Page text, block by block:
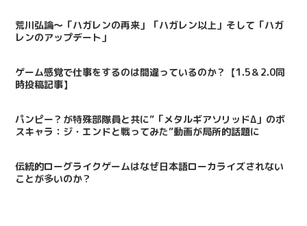
荒川弘論～「ハガレンの再来」「ハガレン以上」そして「ハガ
レンのアップデート」
ゲーム感覚で仕事をするのは間違っているのか？【1.5＆2.0同
時投稿記事】
パンピー？が特殊部隊員と共に”「メタルギアソリッドΔ」のボ
スキャラ：ジ・エンドと戦ってみた”動画が局所的話題に
伝統的ローグライクゲームはなぜ日本語ローカライズされない
ことが多いのか？